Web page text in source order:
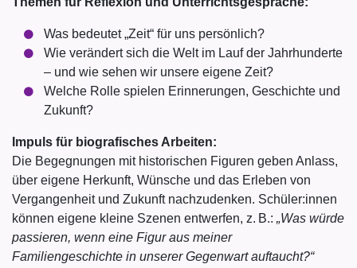
Was bedeutet „Zeit“ für uns persönlich?
Wie verändert sich die Welt im Lauf der Jahrhunderte
– und wie sehen wir unsere eigene Zeit?
Welche Rolle spielen Erinnerungen, Geschichte und
Zukunft?
Impuls für biografisches Arbeiten:
Die Begegnungen mit historischen Figuren geben Anlass,
über eigene Herkunft, Wünsche und das Erleben von
Vergangenheit und Zukunft nachzudenken. Schüler:innen
können eigene kleine Szenen entwerfen, z. B.: „Was würde
passieren, wenn eine Figur aus meiner
Familiengeschichte in unserer Gegenwart auftaucht?“